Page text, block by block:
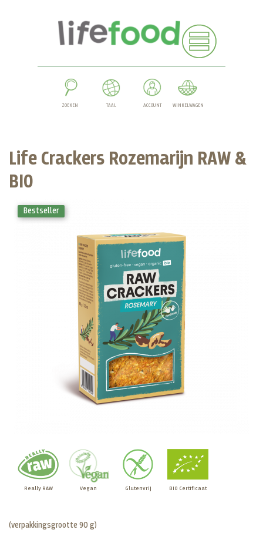
ZOEKEN TAAL ACCOUNT WINKELWAGEN
Life Crackers Rozemarijn RAW &
BIO
Bestseller
Really RAW Vegan Glutenvrij BIO Certificaat
(verpakkingsgrootte 90 g)